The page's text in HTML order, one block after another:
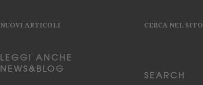
NUOVI ARTICOLI
LEGGI ANCHE
NEWS&BLOG
CERCA NEL SITO
SEARCH